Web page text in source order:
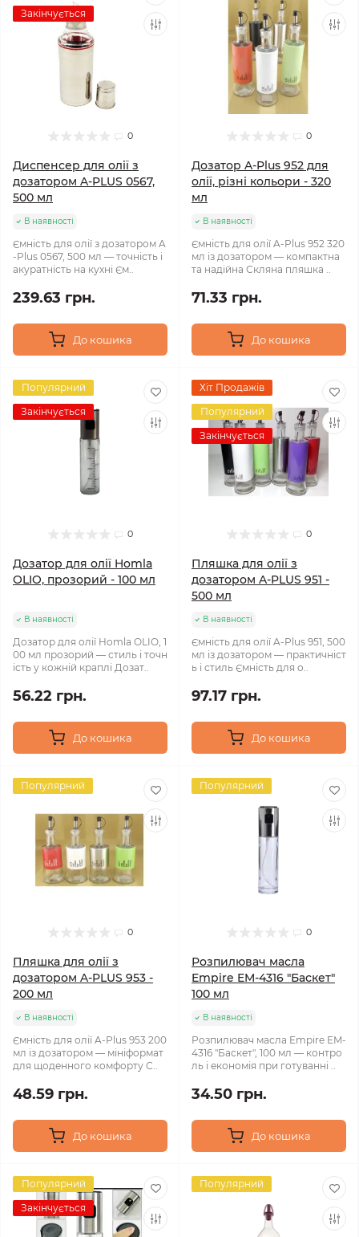
Закінчується
0
Диспенсер для олії з
дозатором A-PLUS 0567,
500 мл
В наявності
Ємність для олії з дозатором A
-Plus 0567, 500 мл — точність і
акуратність на кухні Єм..
239.63 грн.
До кошика
0
Дозатор A-Plus 952 для
олії, різні кольори - 320
мл
В наявності
Ємність для олії A-Plus 952 320
мл із дозатором — компактна
та надійна Скляна пляшка ..
71.33 грн.
До кошика
Популярний
Закінчується
0
Дозатор для олії Homla
OLIO, прозорий - 100 мл
В наявності
Дозатор для олії Homla OLIO, 1
00 мл прозорий — стиль і точн
ість у кожній краплі Дозат..
56.22 грн.
До кошика
Хіт Продажів
Популярний
Закінчується
0
Пляшка для олії з
дозатором A-PLUS 951 -
500 мл
В наявності
Ємність для олії A-Plus 951, 500
мл із дозатором — практичніст
ь і стиль Ємність для о..
97.17 грн.
До кошика
Популярний
0
Пляшка для олії з
дозатором A-PLUS 953 -
200 мл
В наявності
Ємність для олії A-Plus 953 200
мл із дозатором — мініформат
для щоденного комфорту С..
48.59 грн.
До кошика
Популярний
0
Розпилювач масла
Empire EM-4316 "Баскет"
100 мл
В наявності
Розпилювач масла Empire EM-
4316 "Баскет", 100 мл — контро
ль і економія при готуванні ..
34.50 грн.
До кошика
Популярний
Закінчується
Популярний